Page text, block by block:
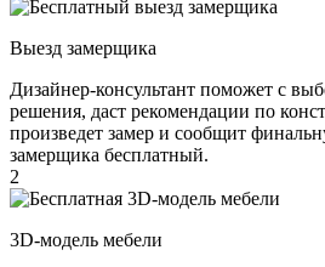
Выезд замерщика
Дизайнер-консультант поможет с
решения, даст рекомендации по
произведет замер и сообщит
замерщика бесплатный.
2
3D-модель мебели